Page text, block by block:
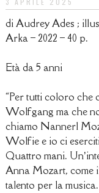
di Audrey Ades ;
Arka – 2022 – 40 p.
Età da 5 anni
“Per tutti coloro che
Wolfgang ma che
chiamo Nannerl
Wolfie e io ci
Quattro mani.
Anna Mozart, come
talento per la